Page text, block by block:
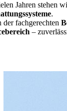
Jahren stehen
.
der fachgerechten
–